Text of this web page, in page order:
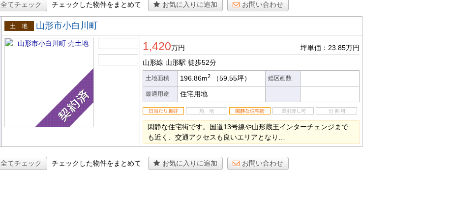
全てチェック チェックした物件をまとめて お気に入りに追加 お問い合わせ
売土地
山形市小白川町
1,420万円
坪単価：23.85万円
山形線 山形駅 徒歩52分
土地面積 196.86m2 （59.55坪） 総区画数
最適用途 住宅用地
閑静な住宅街です。国道13号線や山形蔵王インターチェンジまで
も近く、交通アクセスも良いエリアとなり…
全てチェック チェックした物件をまとめて お気に入りに追加 お問い合わせ